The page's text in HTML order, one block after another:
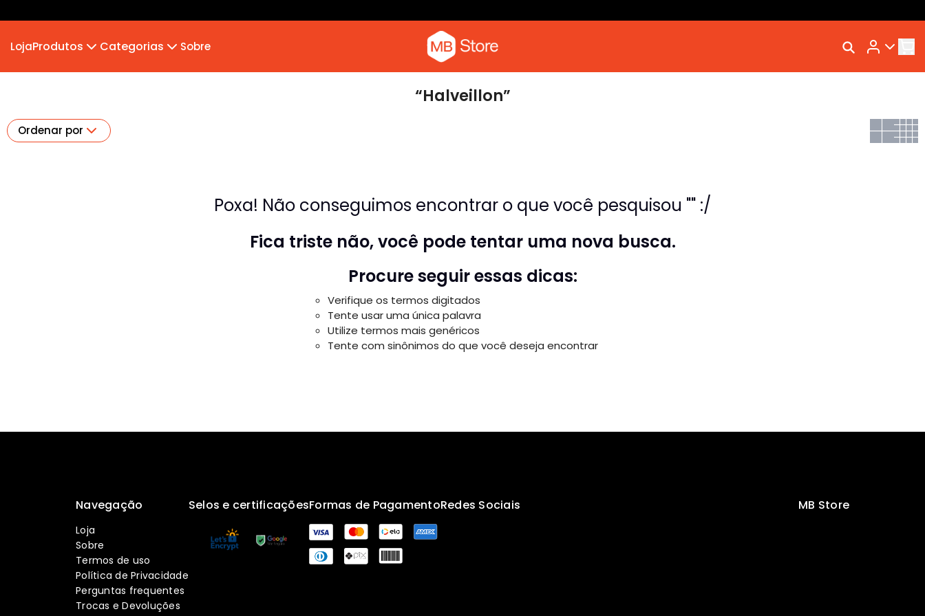
LojaProdutos Categorias Sobre
Avaliar Meu Pedido
“Halveillon”
Ordenar por
Poxa! Não conseguimos encontrar o que você pesquisou "" :/
Fica triste não, você pode tentar uma nova busca.
Procure seguir essas dicas:
Verifique os termos digitados
Tente usar uma única palavra
Utilize termos mais genéricos
Tente com sinônimos do que você deseja encontrar
Navegação
Loja
Sobre
Termos de uso
Política de Privacidade
Perguntas frequentes
Trocas e Devoluções
Selos e certificaçõesFormas de PagamentoRedes Sociais MB Store